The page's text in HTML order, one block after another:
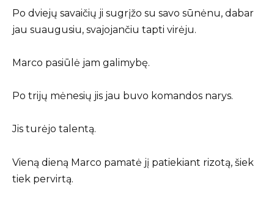
Po dviejų savaičių ji sugrįžo su savo sūnėnu, dabar
jau suaugusiu, svajojančiu tapti virėju.
Marco pasiūlė jam galimybę.
Po trijų mėnesių jis jau buvo komandos narys.
Jis turėjo talentą.
Vieną dieną Marco pamatė jį patiekiant rizotą, šiek
tiek pervirtą.